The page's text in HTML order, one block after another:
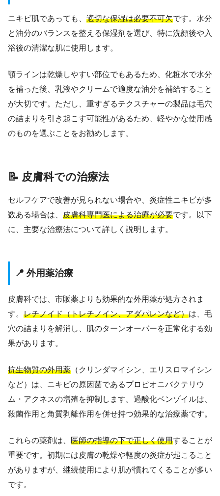
ニキビ肌であっても、 適切な保湿は必要不可欠です。水分
と油分のバランスを整える保湿剤を選び、特に洗顔後や入
浴後の清潔な肌に使用します。
顎ラインは乾燥しやすい部位でもあるため、化粧水で水分
を補った後、乳液やクリームで適度な油分を補給すること
が大切です。ただし、重すぎるテクスチャーの製品は毛穴
の詰まりを引き起こす可能性があるため、軽やかな使用感
のものを選ぶことをお勧めします。
📝 皮膚科での治療法
セルフケアで改善が見られない場合や、炎症性ニキビが多
数ある場合は、 皮膚科専門医による治療が必要です。以下
に、主要な治療法について詳しく説明します。
📍 外用薬治療
皮膚科では、市販薬よりも効果的な外用薬が処方されま
す。 レチノイド（トレチノイン、アダパレンなど）は、毛
穴の詰まりを解消し、肌のターンオーバーを正常化する効
果があります。
抗生物質の外用薬 （クリンダマイシン、エリスロマイシン
など）は、ニキビの原因菌であるプロピオニバクテリウ
ム・アクネスの増殖を抑制します。過酸化ベンゾイルは、
殺菌作用と角質剥離作用を併せ持つ効果的な治療薬です。
これらの薬剤は、 医師の指導の下で正しく使用することが
重要です。初期には皮膚の乾燥や軽度の炎症が起こること
がありますが、継続使用により肌が慣れてくることが多い
です。